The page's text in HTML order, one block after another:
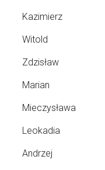
Kazimierz
Witold
Zdzisław
Marian
Mieczysława
Leokadia
Andrzej